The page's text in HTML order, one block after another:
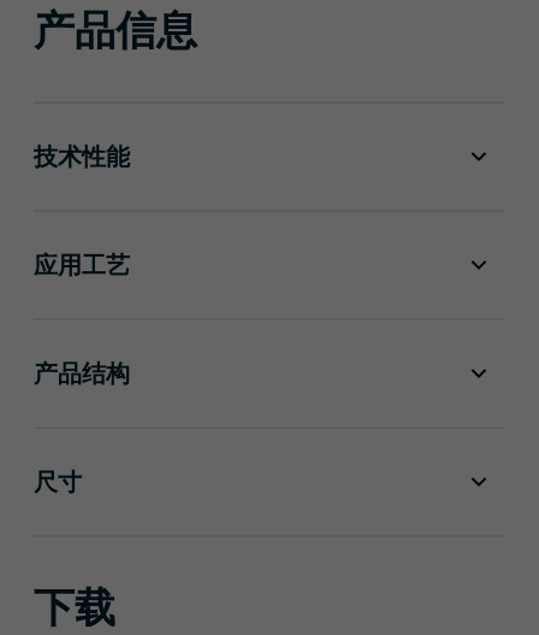
产品信息
技术性能
应用工艺
产品结构
尺寸
下载